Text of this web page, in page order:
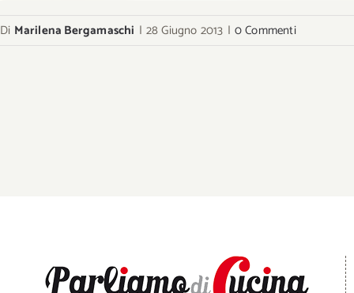
Di Marilena Bergamaschi | 28 Giugno 2013 | 0 Commenti